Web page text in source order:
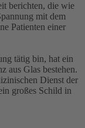
berichten, die wie
mit dem
Patienten einer
tätig bin, hat ein
aus Glas bestehen.
Dienst der
großes Schild in